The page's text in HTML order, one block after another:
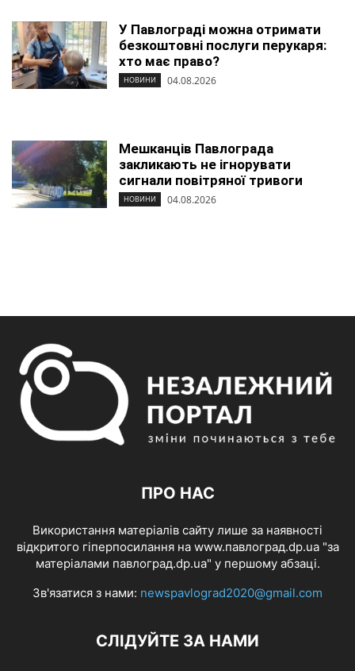
У Павлограді можна отримати
безкоштовні послуги перукаря:
хто має право?
НОВИНИ 04.08.2026
Мешканців Павлограда
закликають не ігнорувати
сигнали повітряної тривоги
НОВИНИ 04.08.2026
ПРО НАС
Використання матеріалів сайту лише за наявності
відкритого гіперпосилання на www.павлоград.dp.ua "за
матеріалами павлоград.dp.ua" у першому абзаці.
Зв'язатися з нами: newspavlograd2020@gmail.com
СЛІДУЙТЕ ЗА НАМИ